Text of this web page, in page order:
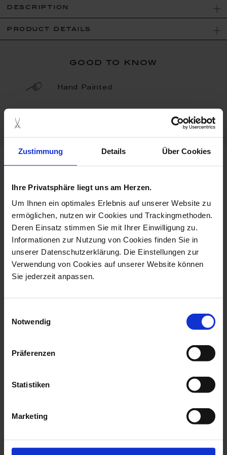
Zustimmung Details Über Cookies
Ihre Privatsphäre liegt uns am Herzen.
Um Ihnen ein optimales Erlebnis auf unserer Website zu
ermöglichen, nutzen wir Cookies und Trackingmethoden.
Deren Einsatz stimmen Sie mit Ihrer Einwilligung zu.
Informationen zur Nutzung von Cookies finden Sie in
unserer Datenschutzerklärung. Die Einstellungen zur
Verwendung von Cookies auf unserer Website können
Sie jederzeit anpassen.
Notwendig
Präferenzen
Statistiken
Marketing
description
product details
good to know
Hand Painted
more products from the monkey
Stand, Vint...
$729.00
Monkey Orchestra
Conductor, Figuri...
we think you’ll like these